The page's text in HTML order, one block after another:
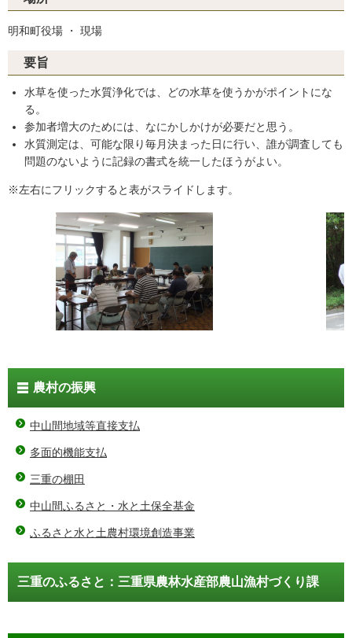
明和町役場 ・ 現場
要旨
水草を使った水質浄化では、どの水草を使うかがポイントにな
る。
参加者増大のためには、なにかしかけが必要だと思う。
水質測定は、可能な限り毎月決まった日に行い、誰が調査しても
問題のないように記録の書式を統一したほうがよい。
※左右にフリックすると表がスライドします。
農村の振興
中山間地域等直接支払
多面的機能支払
三重の棚田
中山間ふるさと・水と土保全基金
ふるさと水と土農村環境創造事業
三重のふるさと：三重県農林水産部農山漁村づくり課